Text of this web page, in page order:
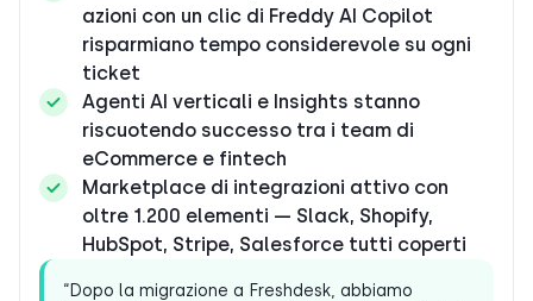
azioni con un clic di Freddy AI Copilot
risparmiano tempo considerevole su ogni
ticket
Agenti AI verticali e Insights stanno
riscuotendo successo tra i team di
eCommerce e fintech
Marketplace di integrazioni attivo con
oltre 1.200 elementi — Slack, Shopify,
HubSpot, Stripe, Salesforce tutti coperti
“Dopo la migrazione a Freshdesk, abbiamo